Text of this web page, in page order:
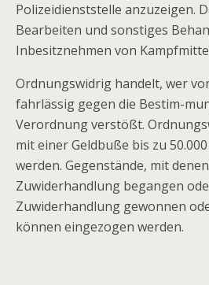
Polizeidienststelle anzuzeigen.
Bearbeiten und sonstiges
Inbesitznehmen von
Ordnungswidrig handelt, wer
fahrlässig gegen die Bestim-
Verordnung verstößt.
mit einer Geldbuße bis zu
werden. Gegenstände, mit
Zuwiderhandlung begangen
Zuwiderhandlung gewonnen
können eingezogen werden.